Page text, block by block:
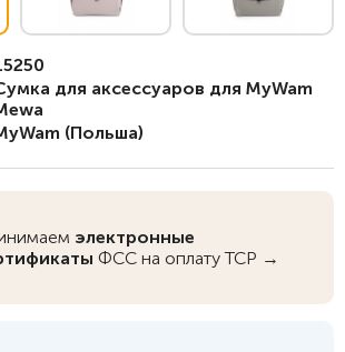
для аксессуаров для MyWam
(Польша)
электронные
ФСС на оплату ТСР →